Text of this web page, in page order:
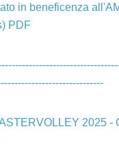
in beneficenza
PDF
2025 -